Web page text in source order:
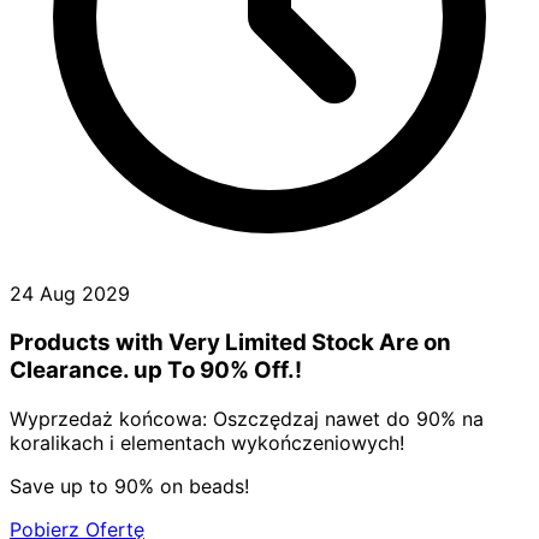
24 Aug 2029
Products with Very Limited Stock Are on
Clearance. up To 90% Off.!
Wyprzedaż końcowa: Oszczędzaj nawet do 90% na
koralikach i elementach wykończeniowych!
Save up to 90% on beads!
Pobierz Ofertę